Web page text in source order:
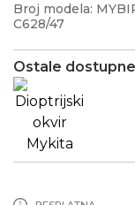
Broj modela:
C628/47
Ostale